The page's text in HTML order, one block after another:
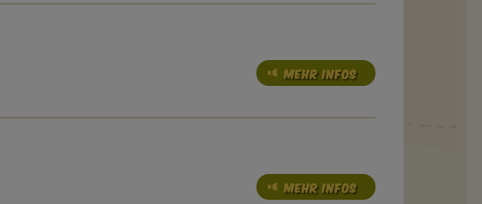
MEHR INFOS
MEHR INFOS